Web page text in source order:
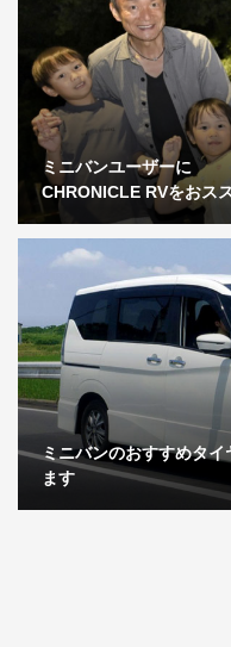
ミニバンユーザーに
CHRONICLE RVをおス
ミニバンのおすすめタ
ます